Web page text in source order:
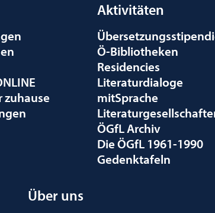
zuhause
Aktivitäten
Ö-Bibliotheken
Residencies
Literaturdialoge
mitSprache
ÖGfL Archiv
Die ÖGfL 1961-1990
Gedenktafeln
Über uns